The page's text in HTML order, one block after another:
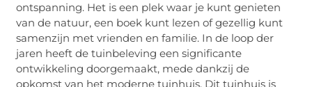
ontspanning. Het is een plek waar je kunt genieten
van de natuur, een boek kunt lezen of gezellig kunt
samenzijn met vrienden en familie. In de loop der
jaren heeft de tuinbeleving een significante
ontwikkeling doorgemaakt, mede dankzij de
opkomst van het moderne tuinhuis. Dit tuinhuis is